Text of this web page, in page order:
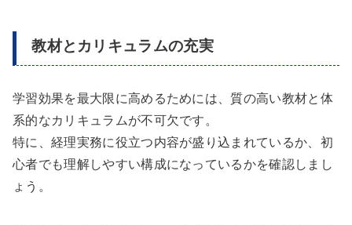
教材とカリキュラムの充実
学習効果を最大限に高めるためには、質の高い教材と体
系的なカリキュラムが不可欠です。
特に、経理実務に役立つ内容が盛り込まれているか、初
心者でも理解しやすい構成になっているかを確認しまし
ょう。